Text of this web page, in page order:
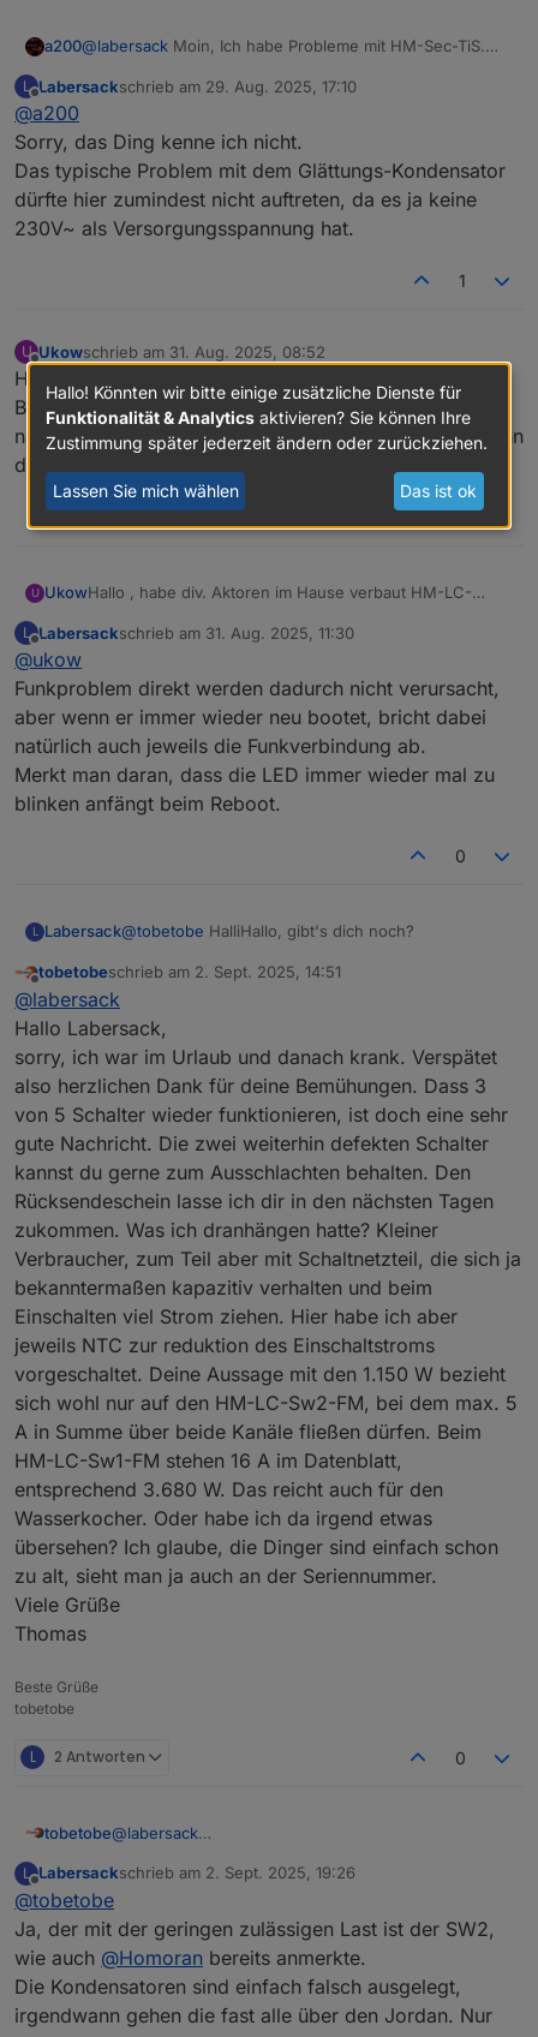
a200@labersack Moin, Ich habe Probleme mit HM-Sec-TiS.
leuchtet nichts. Viel ist da nicht, was kaputtgehen könnte.
gut und ein Ersatz teuer.
Vielen Dank.
L
Offline
Labersackschrieb am 29. Aug. 2025, 17:10
zuletzt editiert von
@a200
Sorry, das Ding kenne ich nicht.
Das typische Problem mit dem Glättungs-Kondensator
dürfte hier zumindest nicht auftreten, da es ja keine
230V~ als Versorgungsspannung hat.
1
U
Offline
Ukowschrieb am 31. Aug. 2025, 08:52
zuletzt editiert von
Hallo , habe div. Aktoren im Hause verbaut HM-LC-
Bl1PBU-FM für Rollladen und Markisen Steuerung, nun
nach den Jahren habe ich vermehrt Funkprobleme, kann
das auch den C26 Kondensator liegen ?
0
U UkowHallo , habe div. Aktoren im Hause verbaut HM-LC-
nach den Jahren habe ich vermehrt Funkprobleme, kann
L
Offline
Labersackschrieb am 31. Aug. 2025, 11:30
zuletzt editiert von
@ukow
Funkproblem direkt werden dadurch nicht verursacht,
aber wenn er immer wieder neu bootet, bricht dabei
natürlich auch jeweils die Funkverbindung ab.
Merkt man daran, dass die LED immer wieder mal zu
blinken anfängt beim Reboot.
0
L Labersack@tobetobe HalliHallo, gibt's dich noch?
Offline
tobetobeschrieb am 2. Sept. 2025, 14:51
zuletzt editiert von
@labersack
Hallo Labersack,
sorry, ich war im Urlaub und danach krank. Verspätet
also herzlichen Dank für deine Bemühungen. Dass 3
von 5 Schalter wieder funktionieren, ist doch eine sehr
gute Nachricht. Die zwei weiterhin defekten Schalter
kannst du gerne zum Ausschlachten behalten. Den
Rücksendeschein lasse ich dir in den nächsten Tagen
zukommen. Was ich dranhängen hatte? Kleiner
Verbraucher, zum Teil aber mit Schaltnetzteil, die sich ja
bekanntermaßen kapazitiv verhalten und beim
Einschalten viel Strom ziehen. Hier habe ich aber
jeweils NTC zur reduktion des Einschaltstroms
vorgeschaltet. Deine Aussage mit den 1.150 W bezieht
sich wohl nur auf den HM-LC-Sw2-FM, bei dem max. 5
A in Summe über beide Kanäle fließen dürfen. Beim
HM-LC-Sw1-FM stehen 16 A im Datenblatt,
entsprechend 3.680 W. Das reicht auch für den
Wasserkocher. Oder habe ich da irgend etwas
übersehen? Ich glaube, die Dinger sind einfach schon
zu alt, sieht man ja auch an der Seriennummer.
Viele Grüße
Thomas
Beste Grüße
tobetobe
L 2 Antworten 0
tobetobe@labersack
sorry, ich war im Urlaub und danach krank. Verspätet
also herzlichen Dank für deine Bemühungen. Dass 3
von 5 Schalter wieder funktionieren, ist doch eine
sehr gute Nachricht. Die zwei weiterhin defekten
Schalter kannst du gerne zum Ausschlachten
behalten. Den Rücksendeschein lasse ich dir in den
nächsten Tagen zukommen. Was ich dranhängen
L
Offline
Labersackschrieb am 2. Sept. 2025, 19:26
zuletzt editiert von
@tobetobe
Ja, der mit der geringen zulässigen Last ist der SW2,
wie auch @Homoran bereits anmerkte.
Die Kondensatoren sind einfach falsch ausgelegt,
irgendwann gehen die fast alle über den Jordan. Nur
Hallo! Könnten wir bitte einige zusätzliche Dienste für
Funktionalität & Analytics aktivieren? Sie können Ihre
Zustimmung später jederzeit ändern oder zurückziehen.
Lassen Sie mich wählen Das ist ok